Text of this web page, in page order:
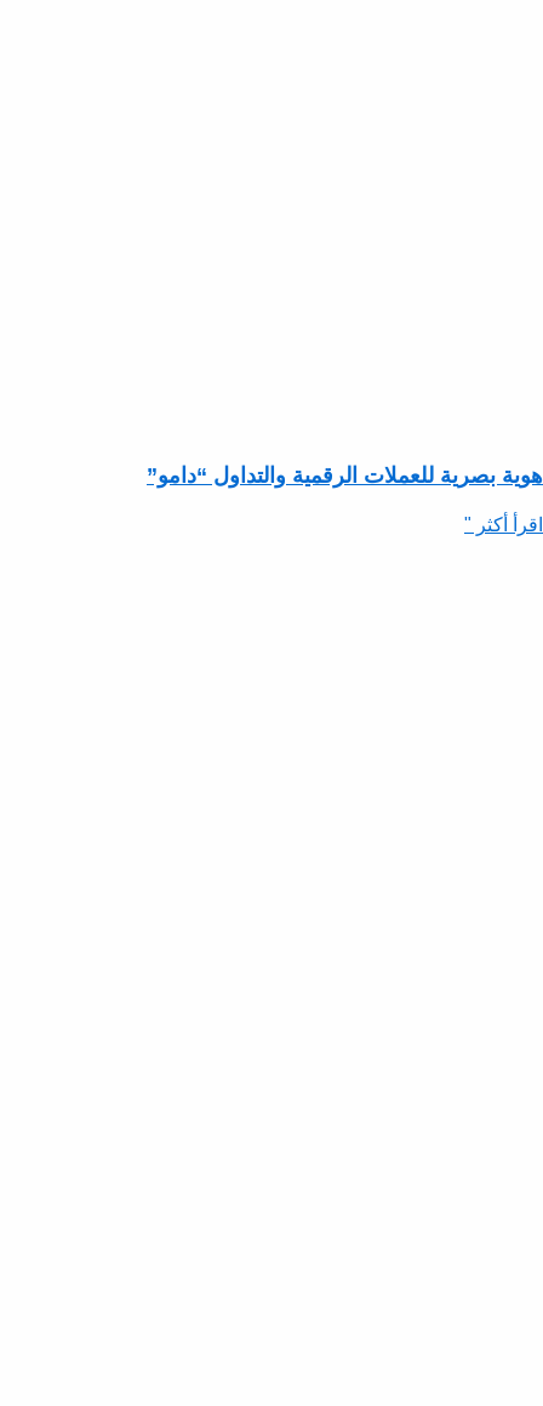
هوية بصرية للعملات الرقمية والتداول “دامو”
اقرأ أكثر "